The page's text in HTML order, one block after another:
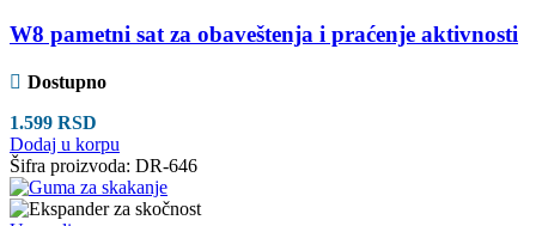
W8 pametni sat za obaveštenja i praćenje aktivnosti
Dostupno
1.599 RSD
Dodaj u korpu
Šifra proizvoda: DR-646